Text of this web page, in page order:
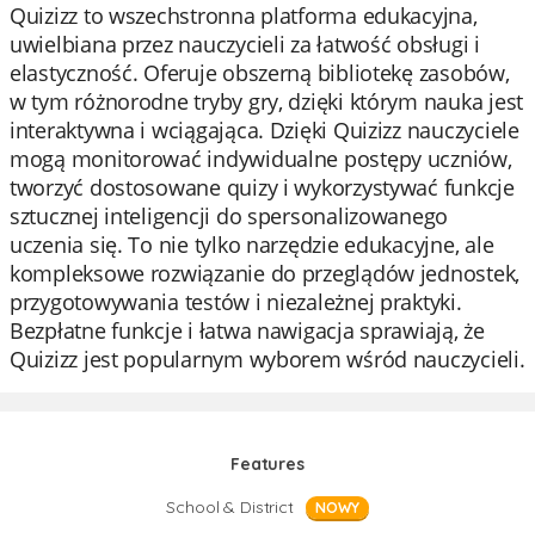
Quizizz to wszechstronna platforma edukacyjna,
uwielbiana przez nauczycieli za łatwość obsługi i
elastyczność. Oferuje obszerną bibliotekę zasobów,
w tym różnorodne tryby gry, dzięki którym nauka jest
interaktywna i wciągająca. Dzięki Quizizz nauczyciele
mogą monitorować indywidualne postępy uczniów,
tworzyć dostosowane quizy i wykorzystywać funkcje
sztucznej inteligencji do spersonalizowanego
uczenia się. To nie tylko narzędzie edukacyjne, ale
kompleksowe rozwiązanie do przeglądów jednostek,
przygotowywania testów i niezależnej praktyki.
Bezpłatne funkcje i łatwa nawigacja sprawiają, że
Quizizz jest popularnym wyborem wśród nauczycieli.
Features
School & District
NOWY